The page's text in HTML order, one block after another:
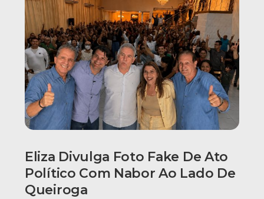
Eliza Divulga Foto Fake De Ato
Político Com Nabor Ao Lado De
Queiroga